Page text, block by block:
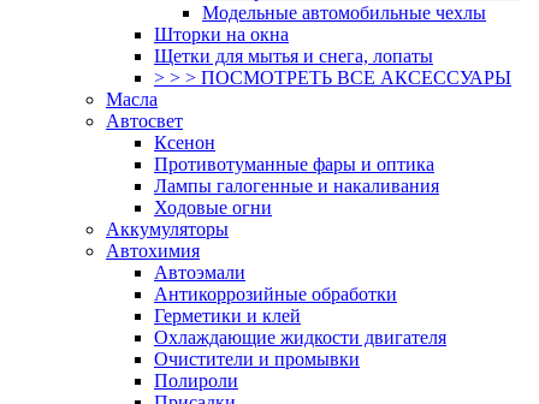
Модельные автомобильные чехлы
Шторки на окна
Щетки для мытья и снега, лопаты
> > > ПОСМОТРЕТЬ ВСЕ АКСЕССУАРЫ
Масла
Автосвет
Ксенон
Противотуманные фары и оптика
Лампы галогенные и накаливания
Ходовые огни
Аккумуляторы
Автохимия
Автоэмали
Антикоррозийные обработки
Герметики и клей
Охлаждающие жидкости двигателя
Очистители и промывки
Полироли